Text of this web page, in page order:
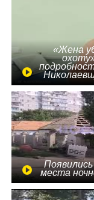
«Жена
места